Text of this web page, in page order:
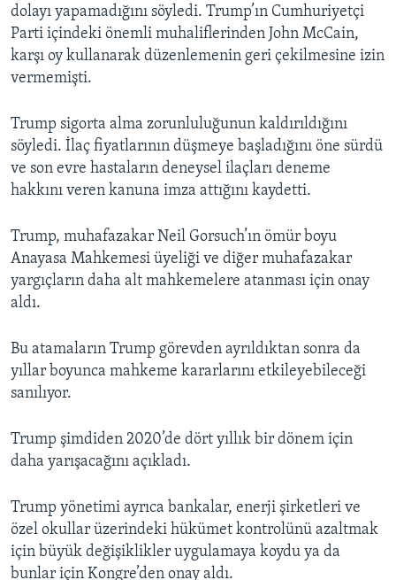
dolayı yapamadığını söyledi. Trump’ın Cumhuriyetçi
Parti içindeki önemli muhaliflerinden John McCain,
karşı oy kullanarak düzenlemenin geri çekilmesine izin
vermemişti.
Trump sigorta alma zorunluluğunun kaldırıldığını
söyledi. İlaç fiyatlarının düşmeye başladığını öne sürdü
ve son evre hastaların deneysel ilaçları deneme
hakkını veren kanuna imza attığını kaydetti.
Trump, muhafazakar Neil Gorsuch’ın ömür boyu
Anayasa Mahkemesi üyeliği ve diğer muhafazakar
yargıçların daha alt mahkemelere atanması için onay
aldı.
Bu atamaların Trump görevden ayrıldıktan sonra da
yıllar boyunca mahkeme kararlarını etkileyebileceği
sanılıyor.
Trump şimdiden 2020’de dört yıllık bir dönem için
daha yarışacağını açıkladı.
Trump yönetimi ayrıca bankalar, enerji şirketleri ve
özel okullar üzerindeki hükümet kontrolünü azaltmak
için büyük değişiklikler uygulamaya koydu ya da
bunlar için Kongre’den onay aldı.